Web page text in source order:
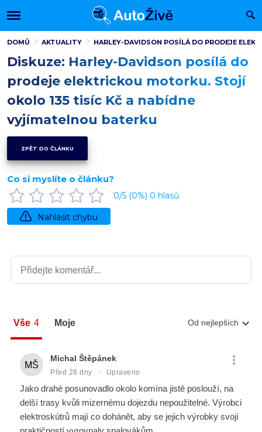
DOMŮ AKTUALITY HARLEY-DAVIDSON POSÍLÁ DO PRODEJE
Diskuze: Harley-Davidson posílá do
prodeje elektrickou motorku. Stojí
okolo 135 tisíc Kč a nabídne
vyjímatelnou baterku
ZPĚT DO ČLÁNKU
Co si myslíte o článku?
0/5 (0%) 0 hlasů
Nahlásit chybu